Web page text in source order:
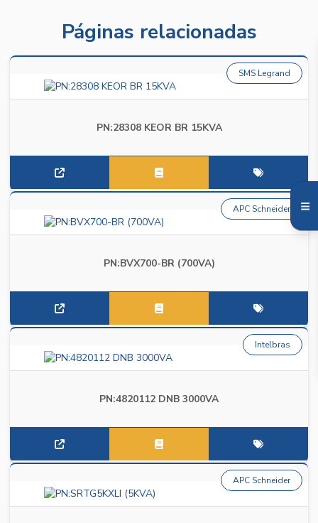
Páginas relacionadas
PN:28308 KEOR BR 15KVA
SMS Legrand
PN:BVX700-BR (700VA)
APC Schneider
PN:4820112 DNB 3000VA
Intelbras
APC Schneider